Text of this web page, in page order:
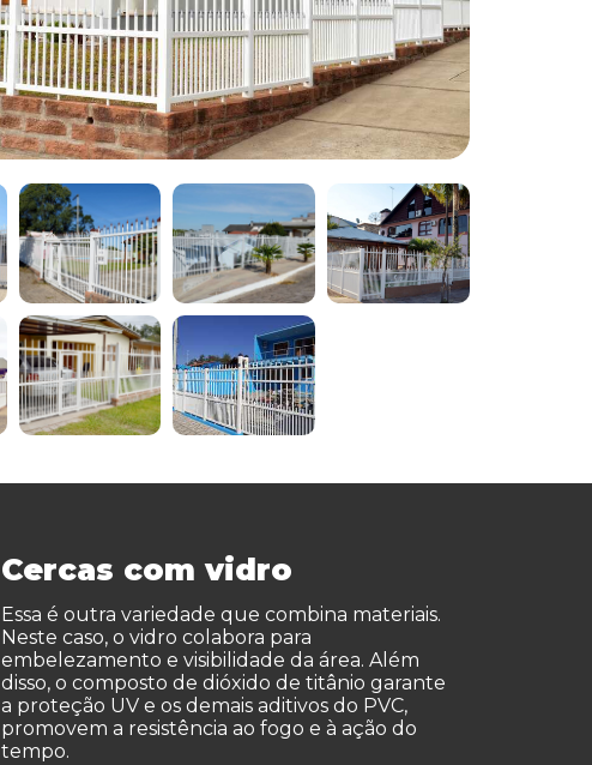
Cercas com vidro
Essa é outra variedade que combina materiais.
Neste caso, o vidro colabora para
embelezamento e visibilidade da área. Além
disso, o composto de dióxido de titânio garante
a proteção UV e os demais aditivos do PVC,
promovem a resistência ao fogo e à ação do
tempo.